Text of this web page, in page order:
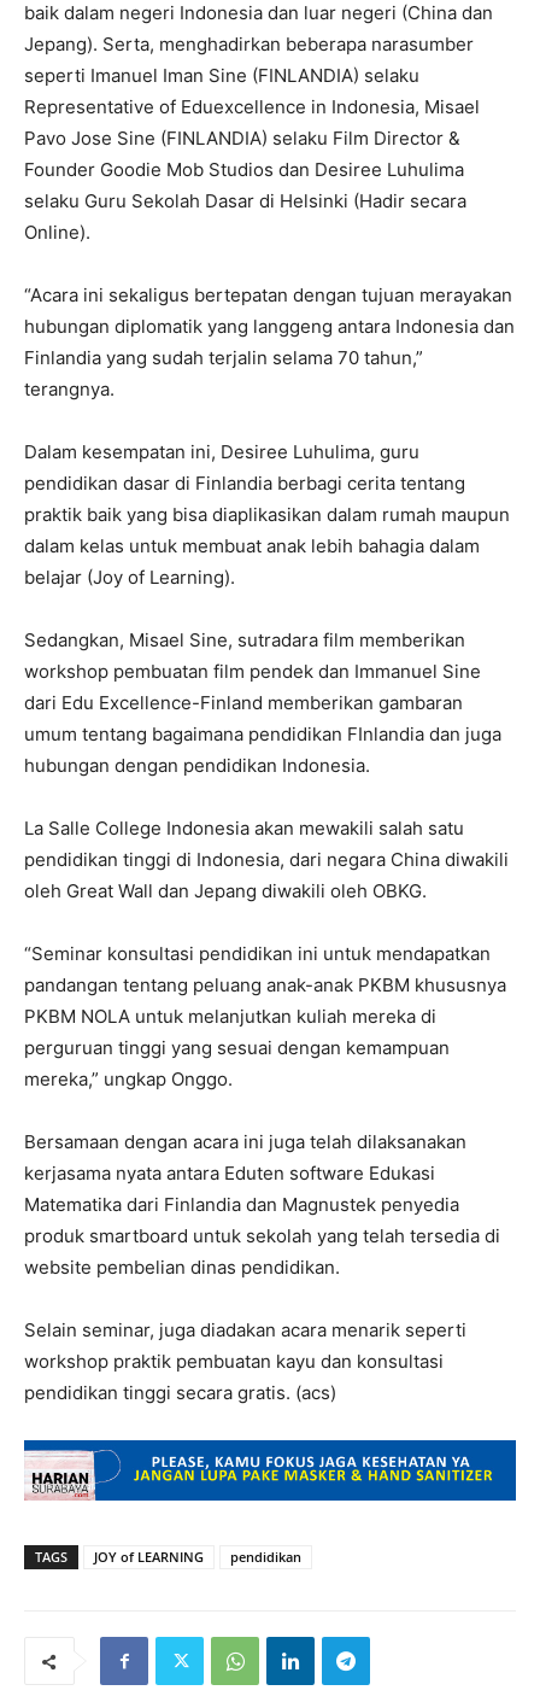
baik dalam negeri Indonesia dan luar negeri (China dan
Jepang). Serta, menghadirkan beberapa narasumber
seperti Imanuel Iman Sine (FINLANDIA) selaku
Representative of Eduexcellence in Indonesia, Misael
Pavo Jose Sine (FINLANDIA) selaku Film Director &
Founder Goodie Mob Studios dan Desiree Luhulima
selaku Guru Sekolah Dasar di Helsinki (Hadir secara
Online).
“Acara ini sekaligus bertepatan dengan tujuan merayakan
hubungan diplomatik yang langgeng antara Indonesia dan
Finlandia yang sudah terjalin selama 70 tahun,”
terangnya.
Dalam kesempatan ini, Desiree Luhulima, guru
pendidikan dasar di Finlandia berbagi cerita tentang
praktik baik yang bisa diaplikasikan dalam rumah maupun
dalam kelas untuk membuat anak lebih bahagia dalam
belajar (Joy of Learning).
Sedangkan, Misael Sine, sutradara film memberikan
workshop pembuatan film pendek dan Immanuel Sine
dari Edu Excellence-Finland memberikan gambaran
umum tentang bagaimana pendidikan FInlandia dan juga
hubungan dengan pendidikan Indonesia.
La Salle College Indonesia akan mewakili salah satu
pendidikan tinggi di Indonesia, dari negara China diwakili
oleh Great Wall dan Jepang diwakili oleh OBKG.
“Seminar konsultasi pendidikan ini untuk mendapatkan
pandangan tentang peluang anak-anak PKBM khususnya
PKBM NOLA untuk melanjutkan kuliah mereka di
perguruan tinggi yang sesuai dengan kemampuan
mereka,” ungkap Onggo.
Bersamaan dengan acara ini juga telah dilaksanakan
kerjasama nyata antara Eduten software Edukasi
Matematika dari Finlandia dan Magnustek penyedia
produk smartboard untuk sekolah yang telah tersedia di
website pembelian dinas pendidikan.
Selain seminar, juga diadakan acara menarik seperti
workshop praktik pembuatan kayu dan konsultasi
pendidikan tinggi secara gratis. (acs)
TAGS JOY of LEARNING pendidikan